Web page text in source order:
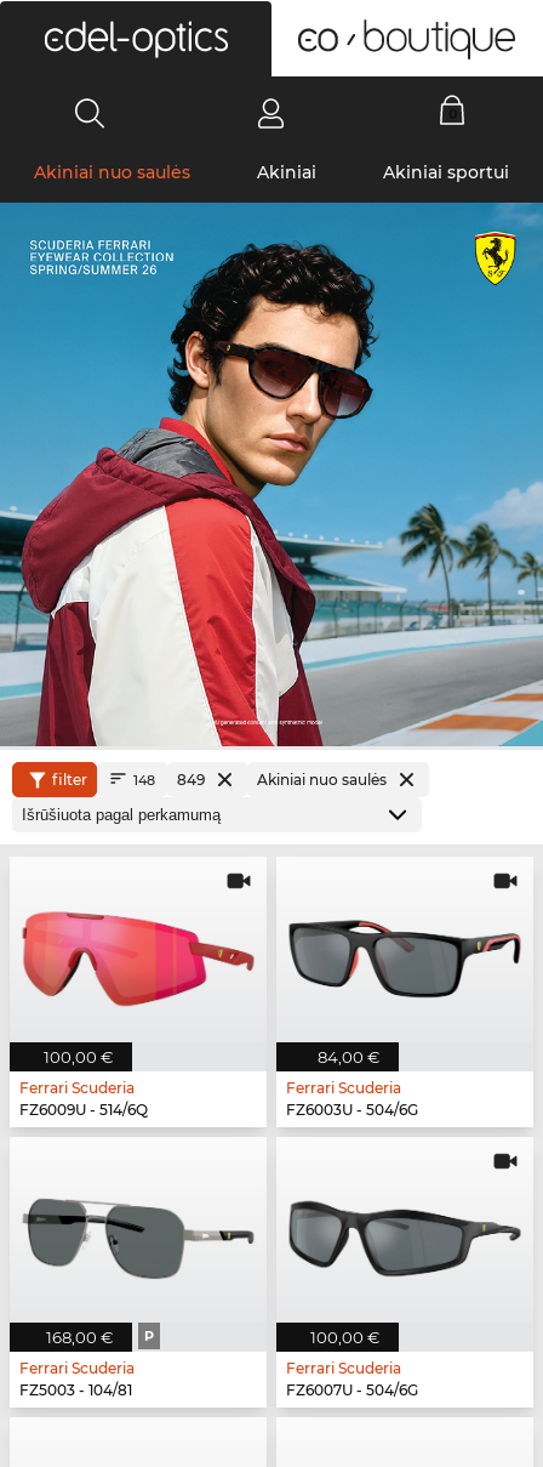
Akiniai nuo saulės Akiniai Akiniai sportui
filter 148 849 Akiniai nuo saulės
100,00 €
Ferrari Scuderia
FZ6009U - 514/6Q
84,00 €
Ferrari Scuderia
FZ6003U - 504/6G
168,00 € P
Ferrari Scuderia
FZ5003 - 104/81
100,00 €
Ferrari Scuderia
FZ6007U - 504/6G